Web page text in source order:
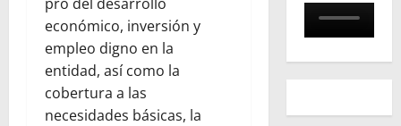
económico, inversión y
empleo digno en la
entidad, así como la
cobertura a las
necesidades básicas, la